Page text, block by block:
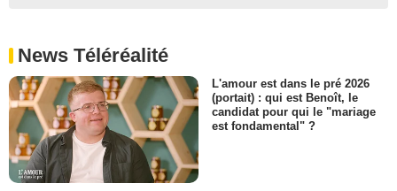
News Téléréalité
L'amour est dans le pré 2026
(portait) : qui est Benoît, le
candidat pour qui le "mariage
est fondamental" ?